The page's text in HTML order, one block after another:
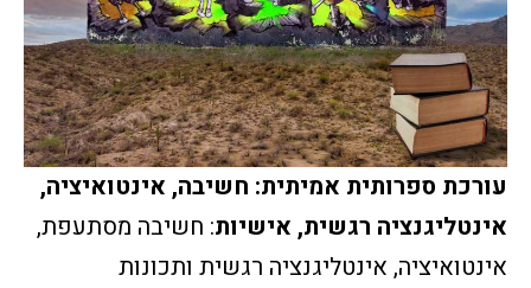
עורכת ספרותית אמיתית: חשיבה, אינטואיציה,
אינטליגנציה רגשית, אישיות: חשיבה מסתעפת,
אינטואיציה, אינטליגנציה רגשית ותכונות